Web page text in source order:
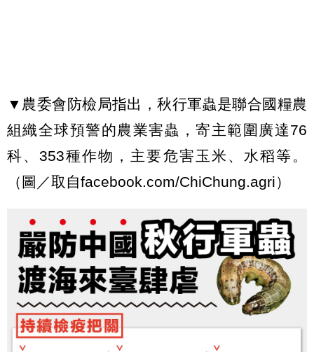
▼農委會防檢局指出，秋行軍蟲是聯合國糧農
組織全球預警的農業害蟲，寄主範圍廣達76
科、353種作物，主要危害玉米、水稻等。
（圖／取自facebook.com/ChiChung.agri）